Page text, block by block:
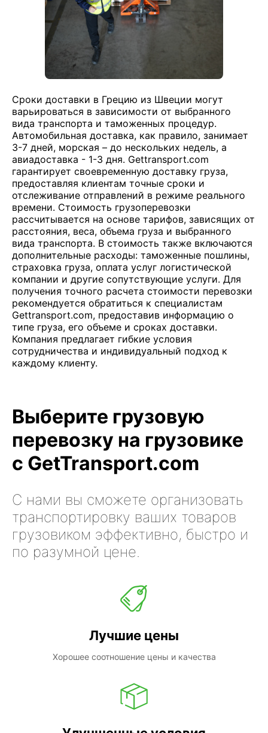
Сроки доставки в Грецию из Швеции могут
варьироваться в зависимости от выбранного
вида транспорта и таможенных процедур.
Автомобильная доставка, как правило, занимает
3-7 дней, морская – до нескольких недель, а
авиадоставка - 1-3 дня. Gettransport.com
гарантирует своевременную доставку груза,
предоставляя клиентам точные сроки и
отслеживание отправлений в режиме реального
времени. Стоимость грузоперевозки
рассчитывается на основе тарифов, зависящих от
расстояния, веса, объема груза и выбранного
вида транспорта. В стоимость также включаются
дополнительные расходы: таможенные пошлины,
страховка груза, оплата услуг логистической
компании и другие сопутствующие услуги. Для
получения точного расчета стоимости перевозки
рекомендуется обратиться к специалистам
Gettransport.com, предоставив информацию о
типе груза, его объеме и сроках доставки.
Компания предлагает гибкие условия
сотрудничества и индивидуальный подход к
каждому клиенту.
Выберите грузовую
перевозку на грузовике
с GetTransport.com
С нами вы сможете организовать
транспортировку ваших товаров
грузовиком эффективно, быстро и
по разумной цене.
Лучшие цены
Хорошее соотношение цены и качества